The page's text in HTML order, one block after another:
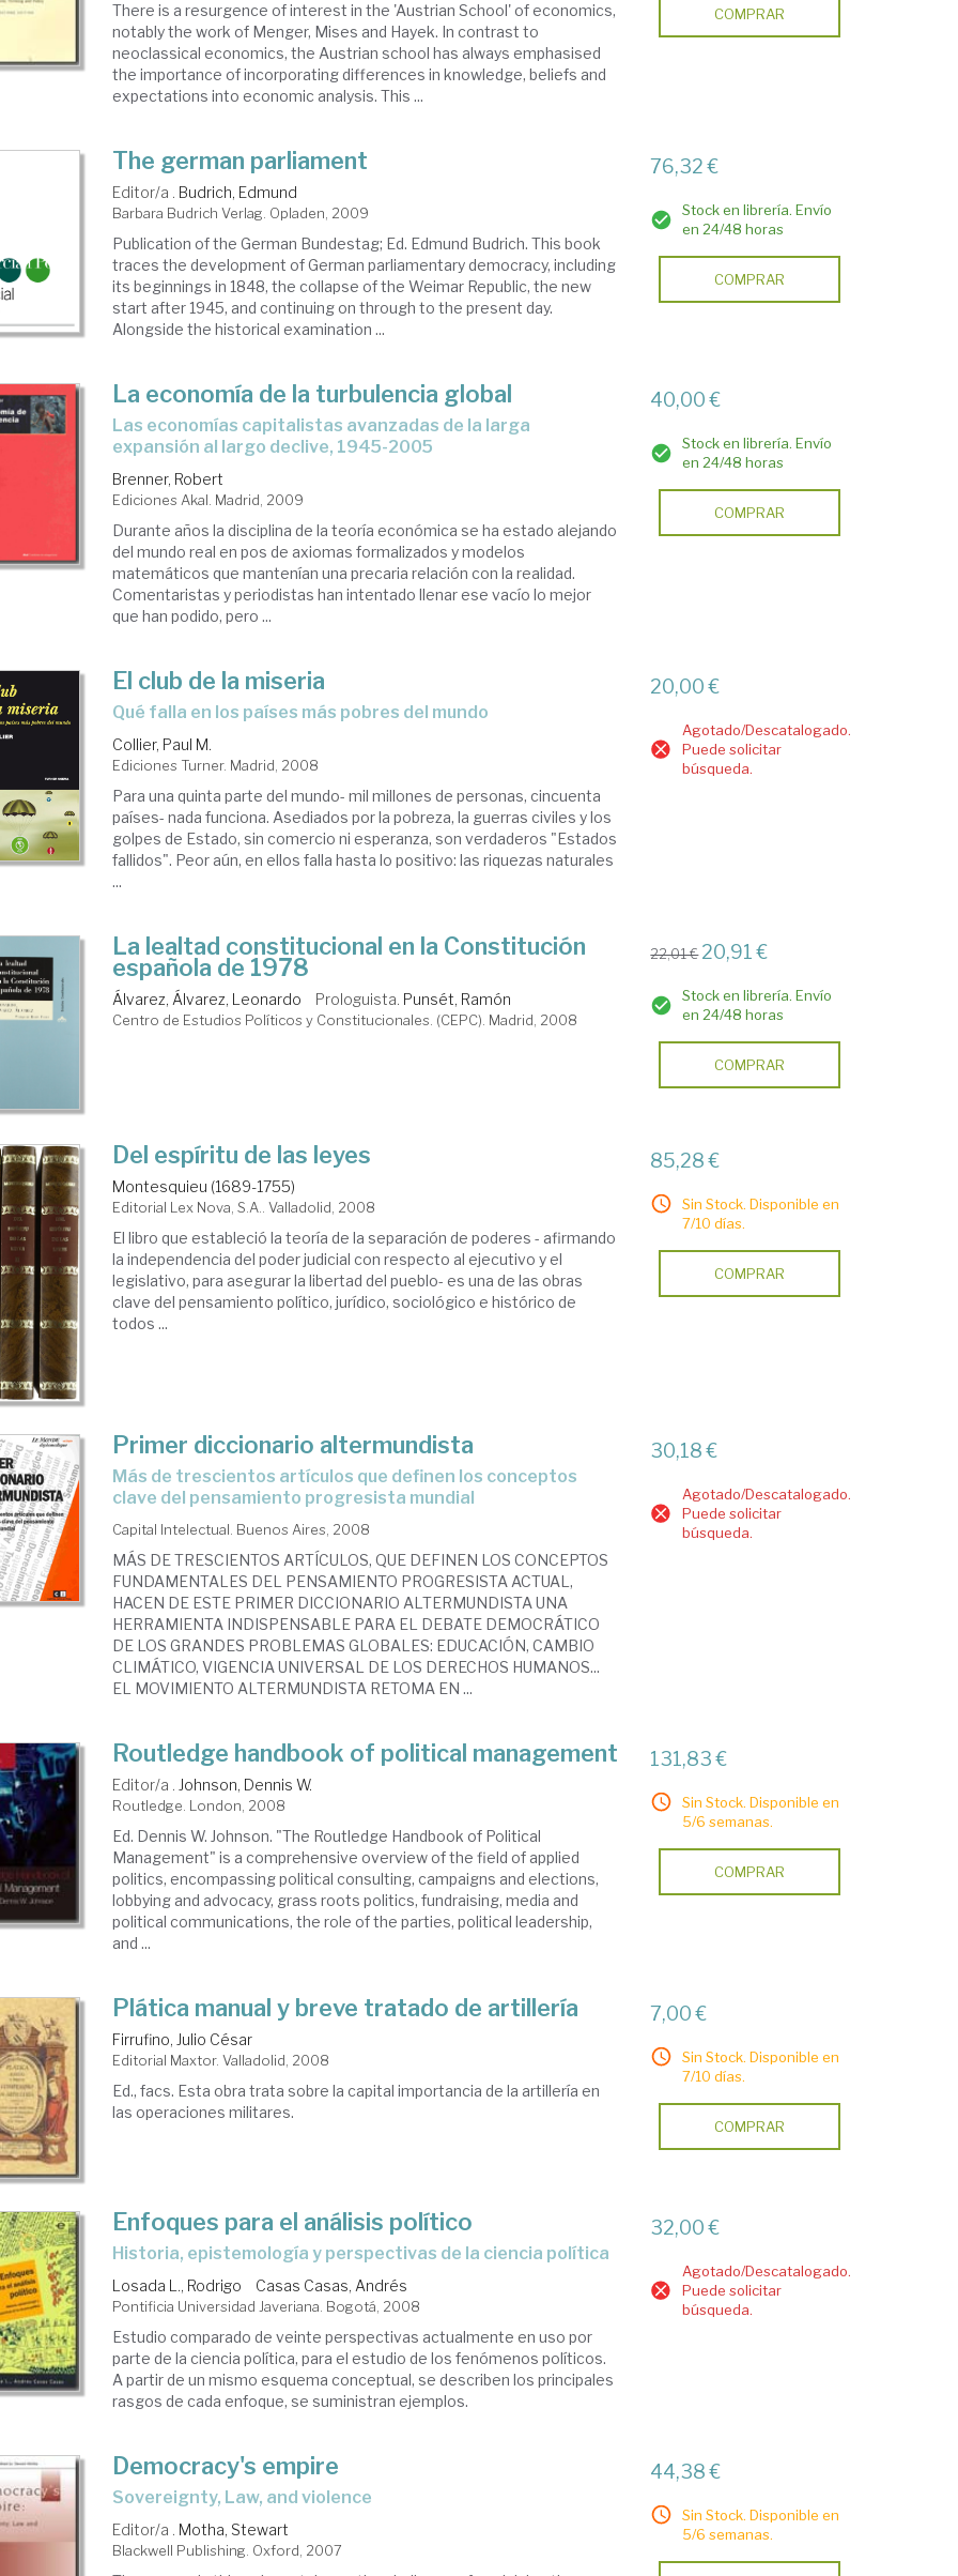
There is a resurgence of interest in the 'Austrian School' of economics,
notably the work of Menger, Mises and Hayek. In contrast to
neoclassical economics, the Austrian school has always emphasised
the importance of incorporating differences in knowledge, beliefs and
expectations into economic analysis. This ...
COMPRAR
The german parliament
Editor/a . Budrich, Edmund
Barbara Budrich Verlag. Opladen, 2009
Publication of the German Bundestag; Ed. Edmund Budrich. This book
traces the development of German parliamentary democracy, including
its beginnings in 1848, the collapse of the Weimar Republic, the new
start after 1945, and continuing on through to the present day.
Alongside the historical examination ...
76,32 €
Stock en librería. Envío
en 24/48 horas
COMPRAR
La economía de la turbulencia global
las economías capitalistas avanzadas de la larga
expansión al largo declive, 1945-2005
Brenner, Robert
Ediciones Akal. Madrid, 2009
Durante años la disciplina de la teoría económica se ha estado alejando
del mundo real en pos de axiomas formalizados y modelos
matemáticos que mantenían una precaria relación con la realidad.
Comentaristas y periodistas han intentado llenar ese vacío lo mejor
que han podido, pero ...
40,00 €
Stock en librería. Envío
en 24/48 horas
COMPRAR
El club de la miseria
qué falla en los países más pobres del mundo
Collier, Paul M.
Ediciones Turner. Madrid, 2008
Para una quinta parte del mundo- mil millones de personas, cincuenta
países- nada funciona. Asediados por la pobreza, la guerras civiles y los
golpes de Estado, sin comercio ni esperanza, son verdaderos "Estados
fallidos". Peor aún, en ellos falla hasta lo positivo: las riquezas naturales
...
20,00 €
Agotado/Descatalogado.
Puede solicitar
búsqueda.
La lealtad constitucional en la Constitución
española de 1978
Álvarez, Álvarez, Leonardo Prologuista. Punsét, Ramón
Centro de Estudios Políticos y Constitucionales. (CEPC). Madrid, 2008
22,01 € 20,91 €
Stock en librería. Envío
en 24/48 horas
COMPRAR
Del espíritu de las leyes
Montesquieu (1689-1755)
Editorial Lex Nova, S.A.. Valladolid, 2008
El libro que estableció la teoría de la separación de poderes - afirmando
la independencia del poder judicial con respecto al ejecutivo y el
legislativo, para asegurar la libertad del pueblo- es una de las obras
clave del pensamiento político, jurídico, sociológico e histórico de
todos ...
85,28 €
Sin Stock. Disponible en
7/10 días.
COMPRAR
Primer diccionario altermundista
más de trescientos artículos que definen los conceptos
clave del pensamiento progresista mundial
Capital Intelectual. Buenos Aires, 2008
MÁS DE TRESCIENTOS ARTÍCULOS, QUE DEFINEN LOS CONCEPTOS
FUNDAMENTALES DEL PENSAMIENTO PROGRESISTA ACTUAL,
HACEN DE ESTE PRIMER DICCIONARIO ALTERMUNDISTA UNA
HERRAMIENTA INDISPENSABLE PARA EL DEBATE DEMOCRÁTICO
DE LOS GRANDES PROBLEMAS GLOBALES: EDUCACIÓN, CAMBIO
CLIMÁTICO, VIGENCIA UNIVERSAL DE LOS DERECHOS HUMANOS...
EL MOVIMIENTO ALTERMUNDISTA RETOMA EN ...
30,18 €
Agotado/Descatalogado.
Puede solicitar
búsqueda.
Routledge handbook of political management
Editor/a . Johnson, Dennis W.
Routledge. London, 2008
Ed. Dennis W. Johnson. "The Routledge Handbook of Political
Management" is a comprehensive overview of the field of applied
politics, encompassing political consulting, campaigns and elections,
lobbying and advocacy, grass roots politics, fundraising, media and
political communications, the role of the parties, political leadership,
and ...
131,83 €
Sin Stock. Disponible en
5/6 semanas.
COMPRAR
Plática manual y breve tratado de artillería
Firrufino, Julio César
Editorial Maxtor. Valladolid, 2008
Ed., facs. Esta obra trata sobre la capital importancia de la artillería en
las operaciones militares.
7,00 €
Sin Stock. Disponible en
7/10 días.
COMPRAR
Enfoques para el análisis político
historia, epistemología y perspectivas de la ciencia política
Losada L., Rodrigo Casas Casas, Andrés
Pontificia Universidad Javeriana. Bogotá, 2008
Estudio comparado de veinte perspectivas actualmente en uso por
parte de la ciencia política, para el estudio de los fenómenos políticos.
A partir de un mismo esquema conceptual, se describen los principales
rasgos de cada enfoque, se suministran ejemplos.
32,00 €
Agotado/Descatalogado.
Puede solicitar
búsqueda.
Democracy's empire
sovereignty, Law, and violence
Editor/a . Motha, Stewart
Blackwell Publishing. Oxford, 2007
44,38 €
Sin Stock. Disponible en
5/6 semanas.